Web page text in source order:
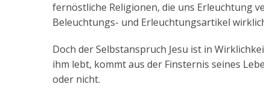
fernöstliche Religionen, die uns Erleuchtung
Beleuchtungs- und Erleuchtungsartikel
Doch der Selbstanspruch Jesu ist in
ihm lebt, kommt aus der Finsternis seines
oder nicht.